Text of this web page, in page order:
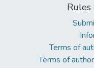
Rules
Terms of
Terms of